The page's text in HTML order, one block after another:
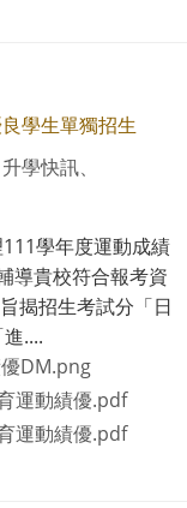
學生單獨招生
學快訊、
學年度運動成績
導貴校符合報考資
揭招生考試分「日
....
DM.png
運動績優.pdf
運動績優.pdf